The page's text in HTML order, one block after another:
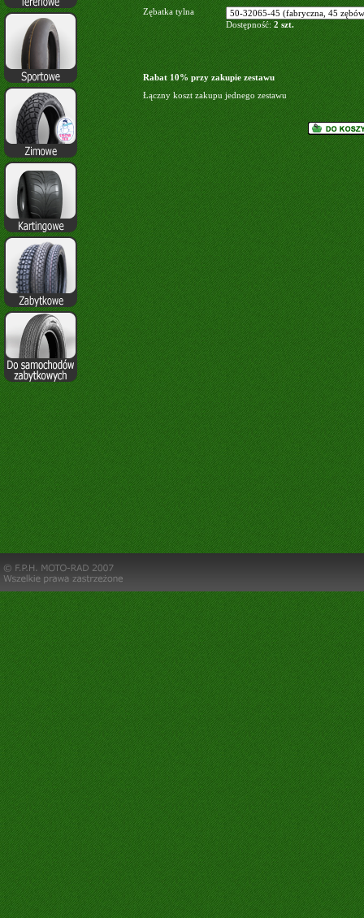
Zębatka tylna
Dostępność:2 szt.
Rabat 10% przy zakupie zestawu
Łączny koszt zakupu jednego zestawu